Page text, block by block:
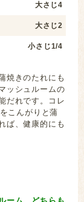
大さじ4
大さじ2
小さじ1/4
焼きのたれにも
ッシュルームの
だれです。コレ
こんがりと蒲
ば、健康的にも